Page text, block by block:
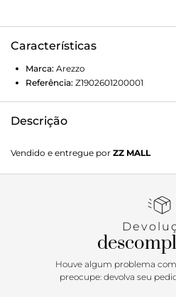
Características
Marca: Arezzo
Referência: Z1902601200001
Descrição
sola flat emborrachada e
estampa inspirada em
dividindo os dedos, e com
Vendido e entregue por ZZ MALL
Houve algum problema
preocupe: devolva seu